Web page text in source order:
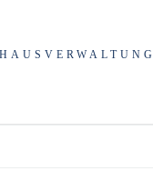
HAUSVERWALTUNG